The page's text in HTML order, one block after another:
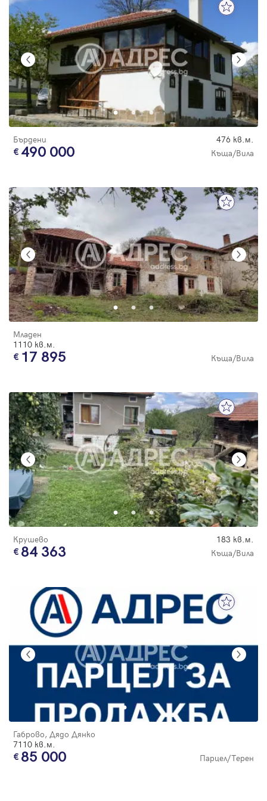
Бърдени 476 кв.м.
490 000 Къща/Вила
Младен
1110 кв.м.
17 895 Къща/Вила
Крушево 183 кв.м.
84 363 Къща/Вила
Габрово, Дядо Дянко
7110 кв.м.
85 000 Парцел/Терен